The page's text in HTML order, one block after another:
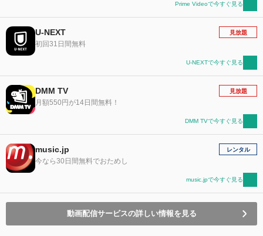
Prime Videoで今すぐ見る
U-NEXT
初回31日間無料
見放題
U-NEXTで今すぐ見る
DMM TV
月額550円が14日間無料！
見放題
DMM TVで今すぐ見る
music.jp
今なら30日間無料でおためし
レンタル
music.jpで今すぐ見る
動画配信サービスの詳しい情報を見る